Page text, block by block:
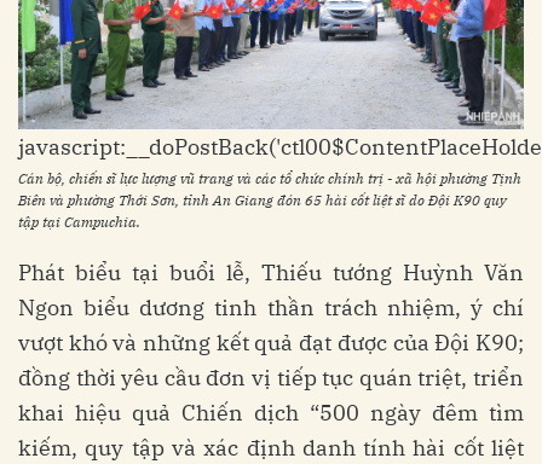
Cán bộ, chiến sĩ lực lượng vũ trang và các tổ chức chính trị - xã hội phường Tịnh
Biên và phường Thới Sơn, tỉnh An Giang đón 65 hài cốt liệt sĩ do Đội K90 quy
tập tại Campuchia.
Phát biểu tại buổi lễ, Thiếu tướng Huỳnh Văn
Ngon biểu dương tinh thần trách nhiệm, ý chí
vượt khó và những kết quả đạt được của Đội K90;
đồng thời yêu cầu đơn vị tiếp tục quán triệt, triển
khai hiệu quả Chiến dịch “500 ngày đêm tìm
kiếm, quy tập và xác định danh tính hài cốt liệt